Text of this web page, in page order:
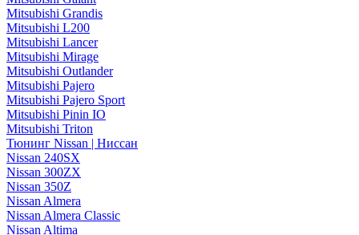
Mitsubishi Grandis
Mitsubishi L200
Mitsubishi Lancer
Mitsubishi Mirage
Mitsubishi Outlander
Mitsubishi Pajero
Mitsubishi Pajero Sport
Mitsubishi Pinin IO
Mitsubishi Triton
Тюнинг Nissan | Ниссан
Nissan 240SX
Nissan 300ZX
Nissan 350Z
Nissan Almera
Nissan Almera Classic
Nissan Altima